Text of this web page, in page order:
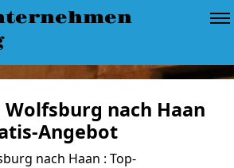
Wolfsburg nach Haan
Angebot
nach Haan : Top-